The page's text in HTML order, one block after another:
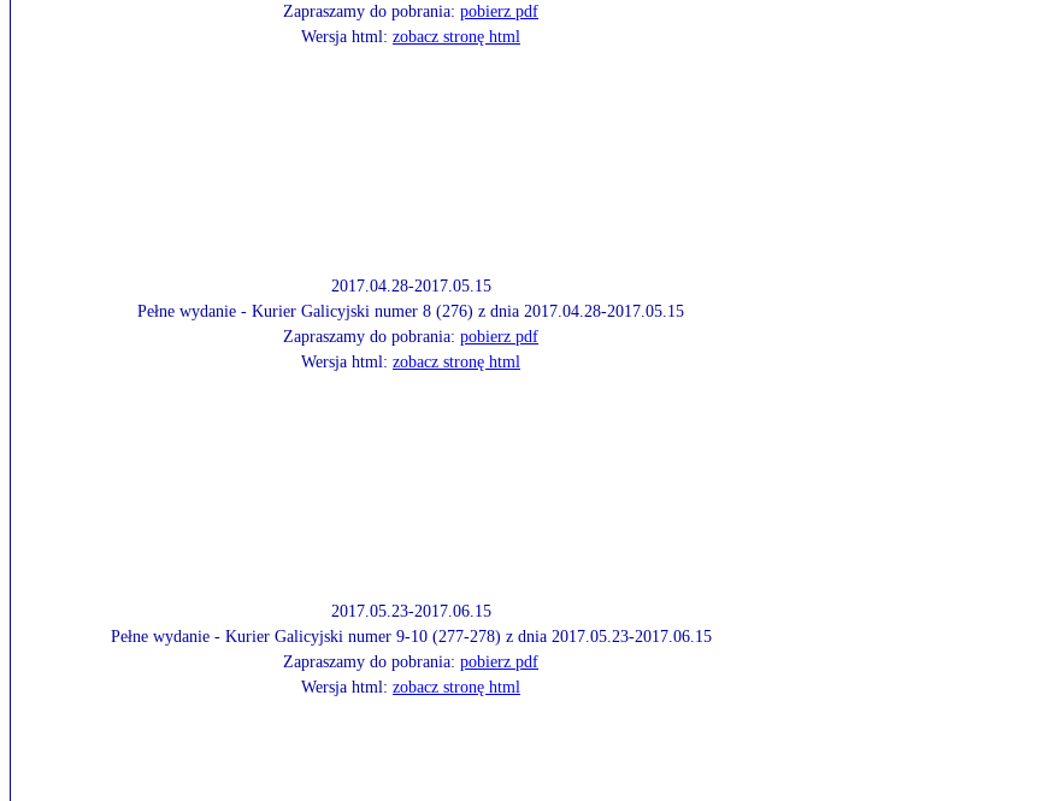
Zapraszamy do pobrania: pobierz pdf
Wersja html: zobacz stronę html
2017.04.28-2017.05.15
Pełne wydanie - Kurier Galicyjski numer 8 (276) z dnia 2017.04.28-2017.05.15
Zapraszamy do pobrania: pobierz pdf
Wersja html: zobacz stronę html
2017.05.23-2017.06.15
Pełne wydanie - Kurier Galicyjski numer 9-10 (277-278) z dnia 2017.05.23-2017.06.15
Zapraszamy do pobrania: pobierz pdf
Wersja html: zobacz stronę html